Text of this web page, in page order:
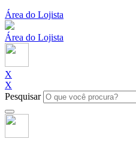
Área do Lojista
Área do Lojista
X
X
Pesquisar